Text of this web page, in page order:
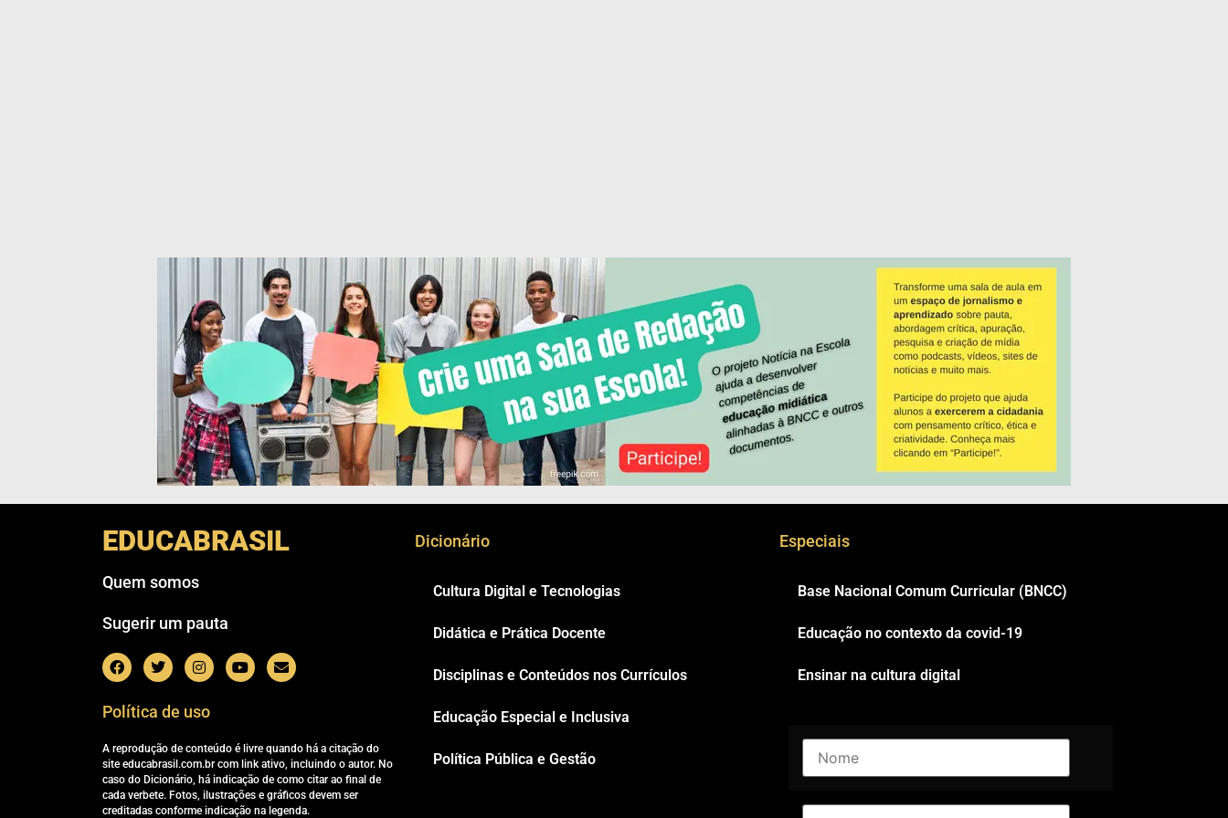
EDUCABRASIL
Quem somos
Sugerir um pauta
Política de uso
A reprodução de conteúdo é livre quando há a citação do
site educabrasil.com.br com link ativo, incluindo o autor. No
caso do Dicionário, há indicação de como citar ao final de
cada verbete. Fotos, ilustrações e gráficos devem ser
creditadas conforme indicação na legenda.
Dicionário
Cultura Digital e Tecnologias
Didática e Prática Docente
Disciplinas e Conteúdos nos Currículos
Educação Especial e Inclusiva
Política Pública e Gestão
Especiais
Base Nacional Comum Curricular (BNCC)
Educação no contexto da covid-19
Ensinar na cultura digital